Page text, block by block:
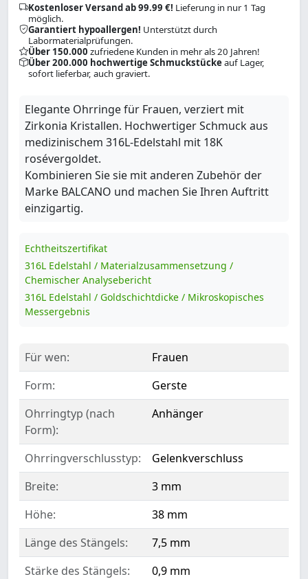
Kostenloser Versand ab 99.99 €! Lieferung in nur 1 Tag
möglich.
Garantiert hypoallergen! Unterstützt durch
Labormaterialprüfungen.
Über 150.000 zufriedene Kunden in mehr als 20 Jahren!
Über 200.000 hochwertige Schmuckstückeauf Lager,
sofort lieferbar, auch graviert.
Elegante Ohrringe für Frauen, verziert mit
Zirkonia Kristallen. Hochwertiger Schmuck aus
medizinischem 316L-Edelstahl mit 18K
rosévergoldet.
Kombinieren Sie sie mit anderen Zubehör der
Marke BALCANO und machen Sie Ihren Auftritt
einzigartig.
Echtheitszertifikat
316L Edelstahl / Materialzusammensetzung /
Chemischer Analysebericht
316L Edelstahl / Goldschichtdicke / Mikroskopisches
Messergebnis
Für wen:
Frauen
Form:
Gerste
Ohrringtyp (nach
Form):
Anhänger
Ohrringverschlusstyp:
Gelenkverschluss
Breite:
3 mm
Höhe:
38 mm
Länge des Stängels:
7,5 mm
Stärke des Stängels:
0,9 mm